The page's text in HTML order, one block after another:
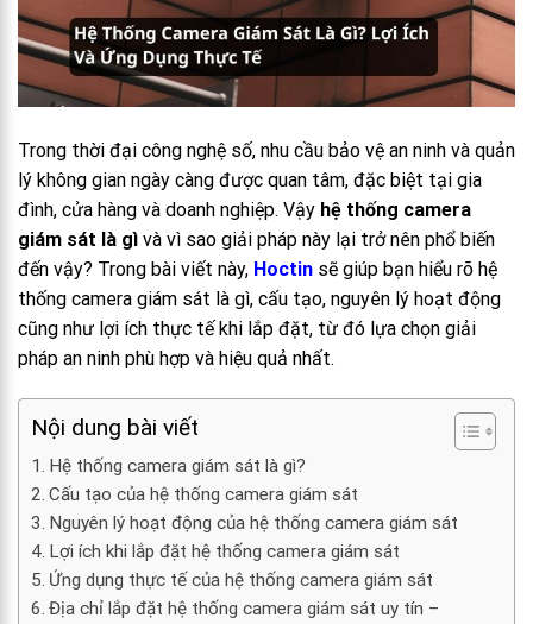
Trong thời đại công nghệ số, nhu cầu bảo vệ an ninh và quản
lý không gian ngày càng được quan tâm, đặc biệt tại gia
đình, cửa hàng và doanh nghiệp. Vậy hệ thống camera
giám sát là gì và vì sao giải pháp này lại trở nên phổ biến
đến vậy? Trong bài viết này, Hoctin sẽ giúp bạn hiểu rõ hệ
thống camera giám sát là gì, cấu tạo, nguyên lý hoạt động
cũng như lợi ích thực tế khi lắp đặt, từ đó lựa chọn giải
pháp an ninh phù hợp và hiệu quả nhất.
Nội dung bài viết
Hệ thống camera giám sát là gì?
Cấu tạo của hệ thống camera giám sát
Nguyên lý hoạt động của hệ thống camera giám sát
Lợi ích khi lắp đặt hệ thống camera giám sát
Ứng dụng thực tế của hệ thống camera giám sát
Địa chỉ lắp đặt hệ thống camera giám sát uy tín –